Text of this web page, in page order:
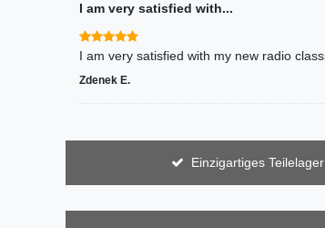
I am very satisfied with...
Zdenek E.
Einzigartiges Teilelager